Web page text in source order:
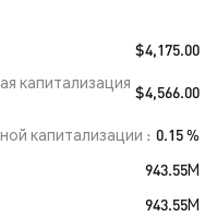
$4,175.00
капитализация $4,566.00
капитализации
0.15 %
943.55M
943.55M